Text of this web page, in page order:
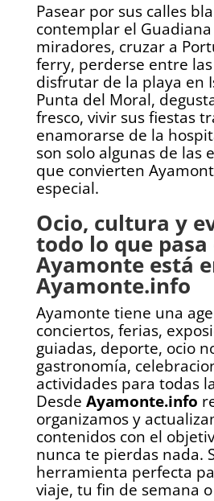
Pasear por sus calles
contemplar el
miradores, cruzar a
ferry, perderse entre
disfrutar de la playa en
Punta del Moral,
fresco, vivir sus fiestas
enamorarse de la
son solo algunas de las
que convierten
especial.
Ocio, cultura y
todo lo que pasa
Ayamonte está
Ayamonte.info
Ayamonte tiene una
conciertos, ferias,
guiadas, deporte, ocio
gastronomía,
actividades para todas
Desde Ayamonte.info
organizamos y
contenidos con el
nunca te pierdas nada.
herramienta perfecta
viaje, tu fin de semana